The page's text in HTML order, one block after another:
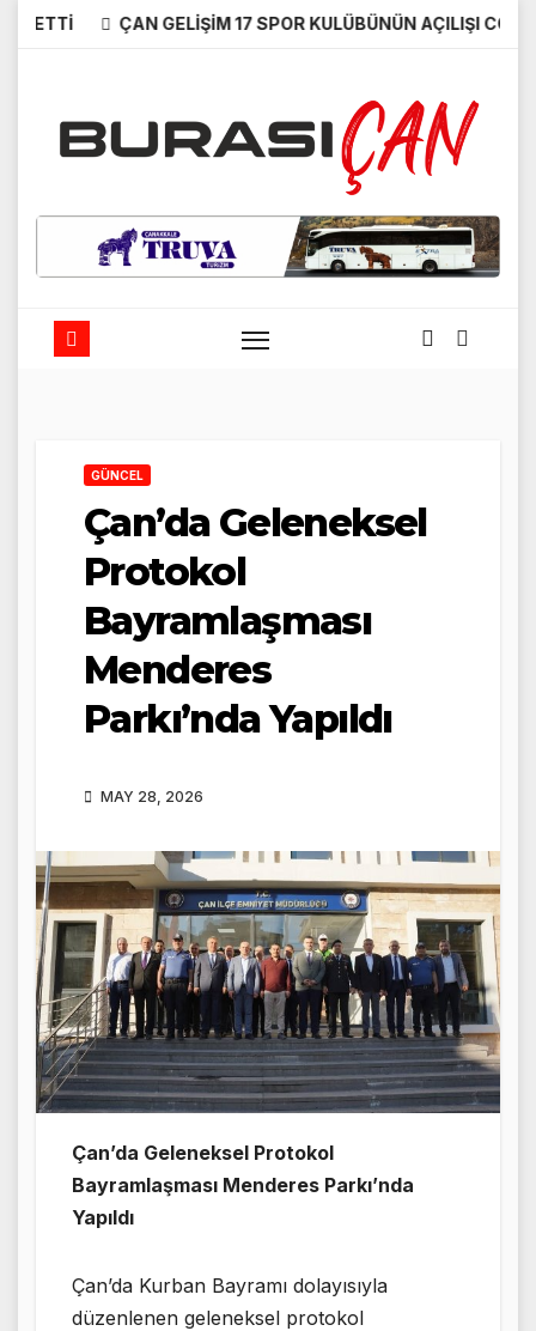
Skip
ÇAN GELİŞİM 17 SPOR KULÜBÜNÜN AÇILIŞI COŞKUYLA
GÜNCEL
Çan’da Geleneksel
Protokol
Bayramlaşması
Menderes
Parkı’nda Yapıldı
MAY 28, 2026
Çan’da Geleneksel Protokol
Bayramlaşması Menderes Parkı’nda
Yapıldı
Çan’da Kurban Bayramı dolayısıyla
düzenlenen geleneksel protokol